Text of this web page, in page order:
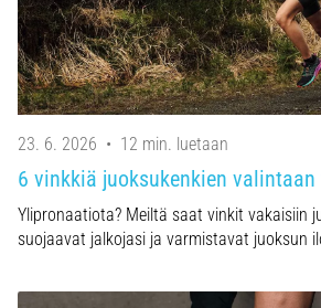
23. 6. 2026 • 12 min. luetaan
6 vinkkiä juoksukenkien
Ylipronaatiota? Meiltä saat vinkit vakaisiin
suojaavat jalkojasi ja varmistavat juoksun